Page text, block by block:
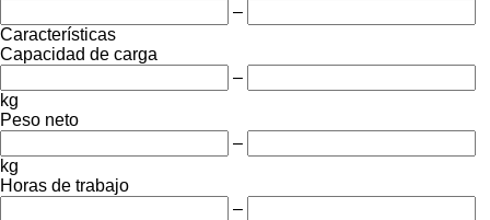
–
Características
Capacidad de carga
–
kg
Peso neto
–
kg
Horas de trabajo
–